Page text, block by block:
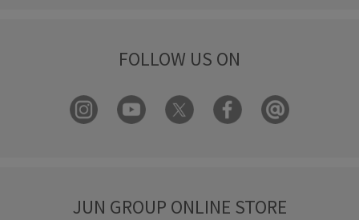
FOLLOW US ON
JUN GROUP ONLINE STORE